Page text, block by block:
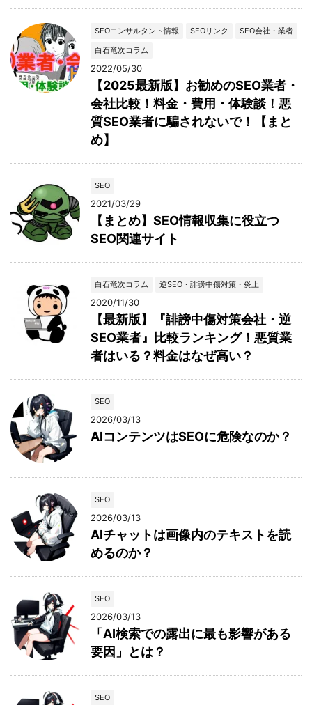
SEOコンサルタント情報 SEOリンク
SEO会社・業者
白石竜次コラム
2022/05/30
【2025最新版】お勧めのSEO業者・
会社比較！料金・費用・体験談！悪
質SEO業者に騙されないで！【まと
め】
SEO
2021/03/29
【まとめ】SEO情報収集に役立つ
SEO関連サイト
白石竜次コラム 逆SEO・誹謗中傷対策・炎上
2020/11/30
【最新版】『誹謗中傷対策会社・逆
SEO業者』比較ランキング！悪質業
者はいる？料金はなぜ高い？
SEO
2026/03/13
AIコンテンツはSEOに危険なのか？
SEO
2026/03/13
AIチャットは画像内のテキストを読
めるのか？
SEO
2026/03/13
「AI検索での露出に最も影響がある
要因」とは？
SEO